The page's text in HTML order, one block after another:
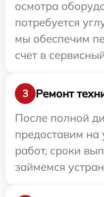
осмотра
потребуется
мы обеспечим
счет в
3
Ремонт
После полной
предоставим на
работ, сроки
займемся